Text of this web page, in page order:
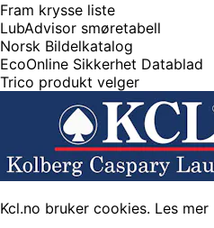
Fram krysse liste
LubAdvisor smøretabell
Norsk Bildelkatalog
EcoOnline Sikkerhet Datablad
Trico produkt velger
Kcl.no bruker cookies. Les mer